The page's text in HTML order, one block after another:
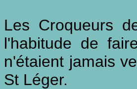
Les Croqueurs
l'habitude de
n'étaient jamais
St Léger.